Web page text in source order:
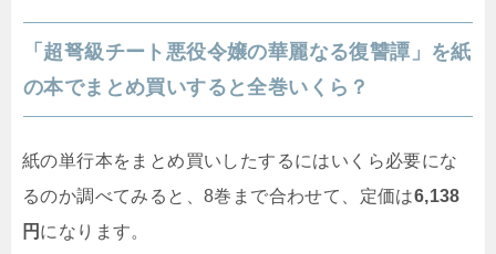
「超弩級チート悪役令嬢の華麗なる復讐譚」を紙
の本でまとめ買いすると全巻いくら？
紙の単行本をまとめ買いしたするにはいくら必要にな
るのか調べてみると、8巻まで合わせて、定価は6,138
円 になります。